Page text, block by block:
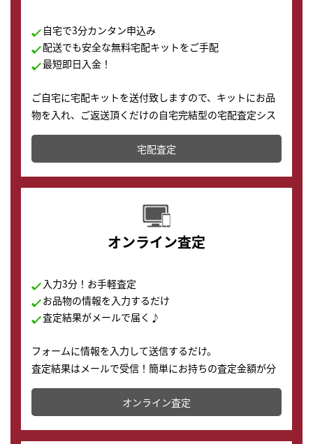
自宅で3分カンタン申込み
配送でも安全な無料宅配キットをご手配
最短即日入金！
ご自宅に宅配キットを送付致しますので、キットにお品
物を入れ、ご返送頂くだけの自宅完結型の宅配査定シス
テムです。
配送でも簡単&安全に査定・買取に出すことが可能で
す。
宅配査定
オンライン査定
入力3分！お手軽査定
お品物の情報を入力するだけ
査定結果がメールで届く♪
フォームに情報を入力して送信するだけ。
査定結果はメールで受信！簡単にお持ちの査定金額が分
かります。
オンライン査定